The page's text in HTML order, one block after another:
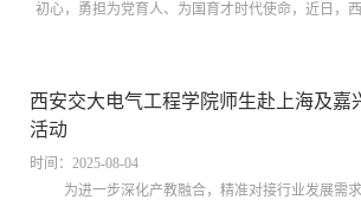
初心，勇担为党育人、为国育才时代使命，近日，
夏六盘山干部学院院务委员黄玉红对西安交大研究
迎，详细介绍了干部学院的办学特色和课程体系，
望。研究生院常务副院长何茂刚在开班动员...
西安交大电气工程学院师生赴上海及嘉
活动
时间：2025-08-04
为进一步深化产教融合，精准对接行业发展需